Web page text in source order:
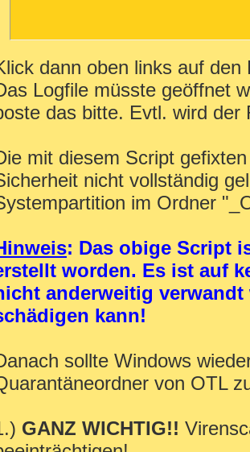
dann oben links auf
Logfile müsste geöffnet
das bitte. Evtl. wird der
mit diesem Script
nicht vollständig
im Ordner
: Das obige Script
worden. Es ist auf
anderweitig
kann!
sollte Windows
von OTL
GANZ WICHTIG!!